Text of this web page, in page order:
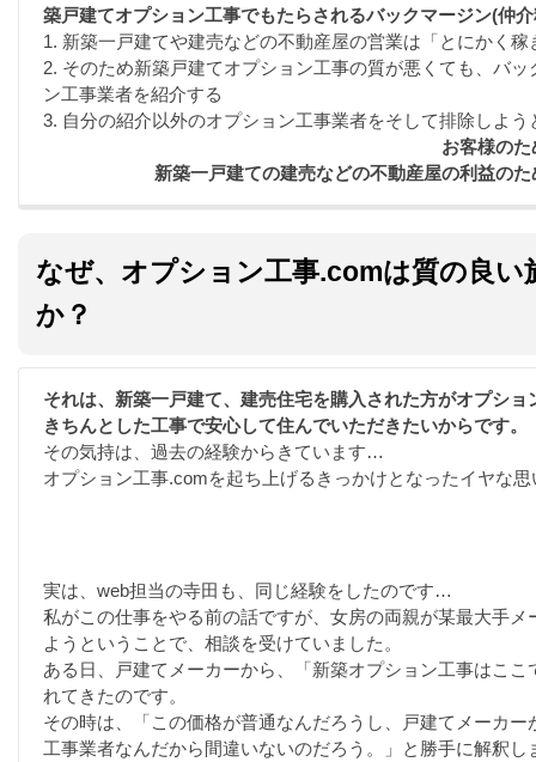
築戸建てオプション工事でもたらされるバックマージン(仲
1. 新築一戸建てや建売などの不動産屋の営業は「とにかく
2. そのため新築戸建てオプション工事の質が悪くても、バ
ン工事業者を紹介する
3. 自分の紹介以外のオプション工事業者をそして排除しよう
お客様の
新築一戸建ての建売などの不動産屋の利益の
なぜ、オプション工事.comは質の良い
か？
それは、新築一戸建て、建売住宅を購入された方がオプシ
きちんとした工事で安心して住んでいただきたいからです。
その気持は、過去の経験からきています…
オプション工事.comを起ち上げるきっかけとなったイヤな
実は、web担当の寺田も、同じ経験をしたのです…
私がこの仕事をやる前の話ですが、女房の両親が某最大手
ようということで、相談を受けていました。
ある日、戸建てメーカーから、「新築オプション工事はこ
れてきたのです。
その時は、「この価格が普通なんだろうし、戸建てメーカ
工事業者なんだから間違いないのだろう。」と勝手に解釈し